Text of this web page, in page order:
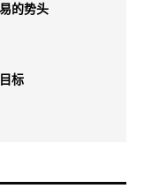
的势头
标